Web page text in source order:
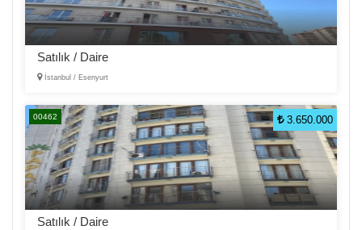
Satılık / Daire
İstanbul / Esenyurt
00462 3.650.000
Satılık / Daire